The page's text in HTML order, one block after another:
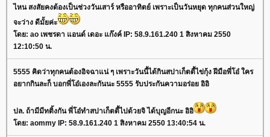
ไหน สงสัยคงต้องเป็นช่วงวันเสาร์ หรืออาทิตย์ เพราะเป็นวันหยุด ทุกคนส่วนใหญ่
จะว่าง ดีมั้ยค่ะ
ดย: ao เพชรดา แอนด์ เดอะ แก๊งค์ IP: 58.9.161.240 1 สิงหาคม 2550
12:10:50 น.
5555 คิดว่าทุกคนต้องอิจฉาแน่ ๆ เพราะวันนี้ได้กินสปาเก็ตตี้ไข่กุ้ง ฝีมือพี่โอ๋ ใคร
อยากกินละก็ บอกพี่โอ๋เองละกันนะ 5555 รับประกันความอร่อย อิอิ
ปล. ถ้ามีมีทติ้งกัน พี่โอ๋ทำสปาเก็ตตี้ไปด้วยจิ ได้บุญอีกนะ อิอิ
ดย: aommy IP: 58.9.161.240 1 สิงหาคม 2550 13:40:54 น.